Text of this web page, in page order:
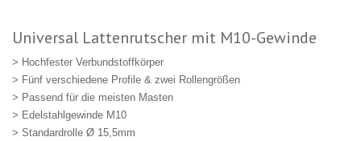
Universal Lattenrutscher mit M10-Gewinde
> Hochfester Verbundstoffkörper
> Fünf verschiedene Profile & zwei Rollengrößen
> Passend für die meisten Masten
> Edelstahlgewinde M10
> Standardrolle Ø 15,5mm